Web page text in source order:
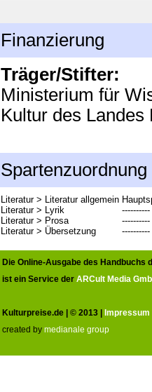
Finanzierung
Träger/Stifter:
Ministerium für
Kultur des Landes
Spartenzuordnung
Literatur > Literatur allgemein
Literatur > Lyrik
----------
Literatur > Prosa
----------
Literatur > Übersetzung
----------
Die Online-Ausgabe des Handbuchs
ist ein Service der ARCult Media
Kulturpreise.de | © 2013 | Impressum
created by medianale group